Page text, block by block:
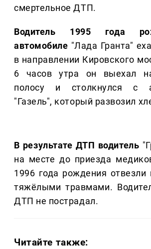
смертельное ДТП.
Водитель 1995 года
автомобиле "Лада Гранта"
в направлении Кировского
6 часов утра он выехал
полосу и столкнулся с
"Газель", который развозил
В результате ДТП водитель
на месте до приезда
1996 года рождения отвезли
тяжёлыми травмами.
ДТП не пострадал.
Читайте также: